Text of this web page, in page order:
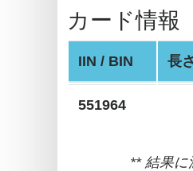
索
BIN
番
号
BIN
カード情報
IIN / BIN 長
551964
** 結果に